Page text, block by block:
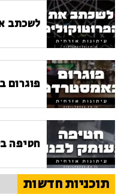
לשכתב
פוגרום
חטיפה
תוכניות חדשות